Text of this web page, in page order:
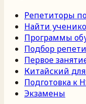
Репетиторы
Найти
Программы
Подбор
Первое
Китайский
Подготовка к
Экзамены